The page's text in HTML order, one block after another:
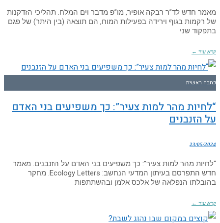
מאמר חדש לד”ר רבקה אופיר, מו”פ מדבר וים המלח. תהליכי הזדקנות
של רקמות בגוף וירידה בפעילות המוח, הם תוצאה (בין היתר) של פגם
בתפקוד שני
קרא עוד ←
כתבה ראשית
“לחיות מהר למות צעיר”: כך משפיעים בני האדם
על הזנבנים
23/05/2024
“לחיות מהר למות צעיר”: כך משפיעים בני האדם על הזנבנים. מאמר
חדש התפרסם בעיתון המדעי הנחשב: Ecology Letters. מחקר
בהובלתו הנפלאה של אלכס אלמן ובהשתתפות
קרא עוד ←